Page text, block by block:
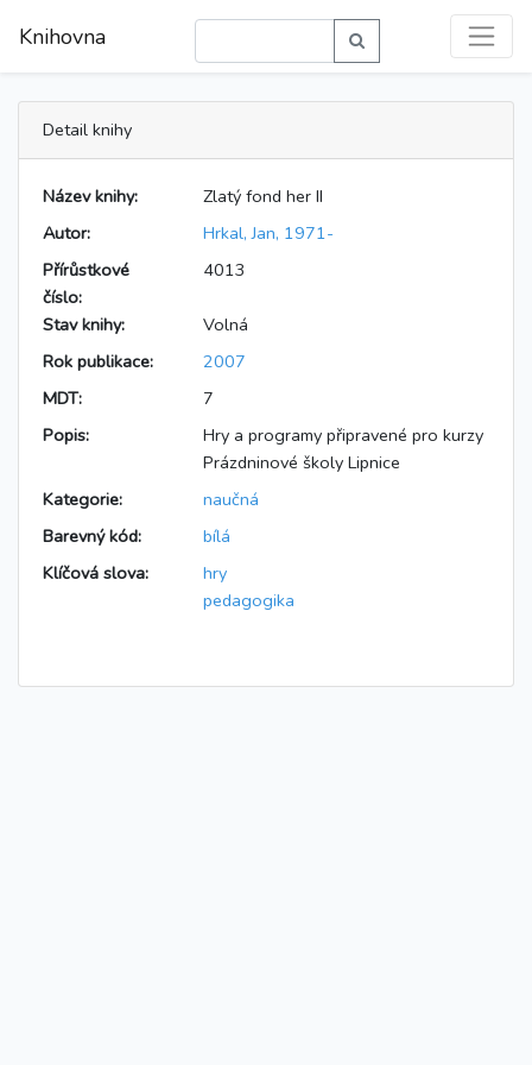
Knihovna
Detail knihy
Název knihy:
Zlatý fond her II
Autor:
Hrkal, Jan, 1971-
Přírůstkové
číslo:
4013
Stav knihy:
Volná
Rok publikace:
2007
MDT:
7
Popis:
Hry a programy připravené pro kurzy
Prázdninové školy Lipnice
Kategorie:
naučná
Barevný kód:
bílá
Klíčová slova:
hry
pedagogika